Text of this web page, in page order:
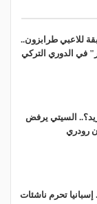
للاعبي طرابزون..
في الدوري التركي
السيتي يرفض
رودري
إسبانيا تحرم ناشئات